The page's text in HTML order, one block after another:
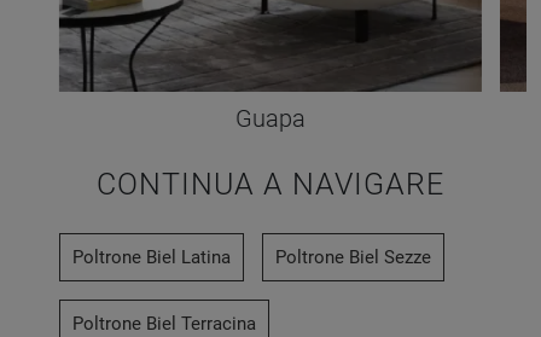
Guapa
CONTINUA A NAVIGARE
Poltrone Biel Latina Poltrone Biel Sezze
Poltrone Biel Terracina